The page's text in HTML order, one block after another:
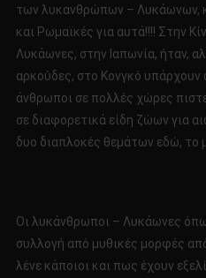
των λυκανθρώπων – Λυκάωνων,
και Ρωμαϊκές για αυτά!!!! Στην
Λυκάωνες, στην Ιαπωνία, ήταν,
αρκούδες, στο Κονγκό υπάρχουν
άνθρωποι σε πολλές χώρες
σε διαφορετικά είδη ζώων για
δυο διαπλοκές θεμάτων εδώ, το
Οι λυκάνθρωποι – Λυκάωνες
συλλογή από μυθικές μορφές
λένε κάποιοι και πως έχουν